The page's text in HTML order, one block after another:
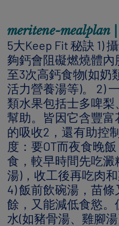
meritene-mealplan
5大Keep Fit 秘訣 1)
夠鈣會阻礙燃燒體內
至3次高鈣食物(如奶
活力營養湯等)。 2)
類水果包括士多啤
幫助。皆因它含豐
的吸收2，還有助控
度：要OT而夜食晚
食，較早時間先吃澱
湯)，收工後再吃肉
4) 飯前飲碗湯，苗
餘，又能減低食慾
水(如豬骨湯、雞腳